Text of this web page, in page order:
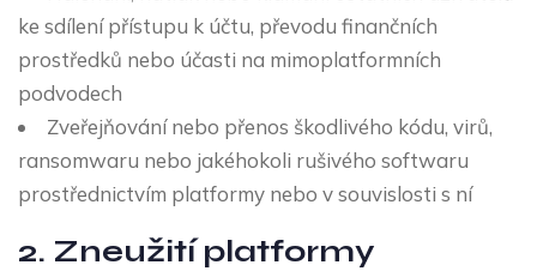
ke sdílení přístupu k účtu, převodu finančních
prostředků nebo účasti na mimoplatformních
podvodech
Zveřejňování nebo přenos škodlivého kódu, virů,
ransomwaru nebo jakéhokoli rušivého softwaru
prostřednictvím platformy nebo v souvislosti s ní
2. Zneužití platformy